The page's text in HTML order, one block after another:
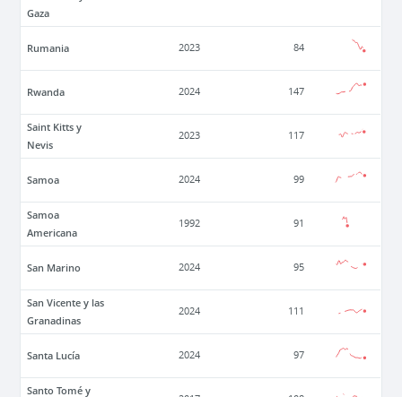
Gaza
Rumania 2023 84
Rwanda 2024 147
Saint Kitts y
Nevis
2023 117
Samoa 2024 99
Samoa
Americana
1992 91
San Marino 2024 95
San Vicente y las
Granadinas
2024 111
Santa Lucía 2024 97
Santo Tomé y